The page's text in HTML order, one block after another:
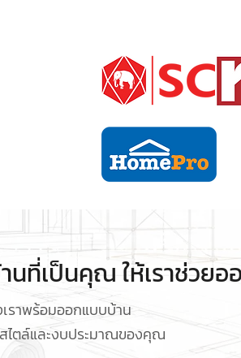
นที่เป็นคุณ ให้เราช่วย
ราพร้อมออกแบบบ้าน
ไตล์และงบประมาณของคุณ